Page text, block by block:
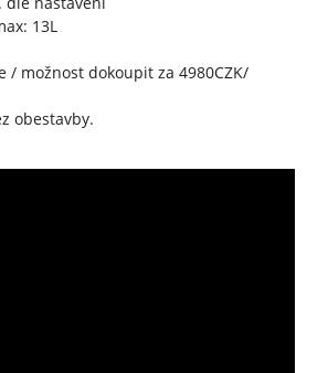
13L
/ možnost dokoupit za 4980CZK/
obestavby.